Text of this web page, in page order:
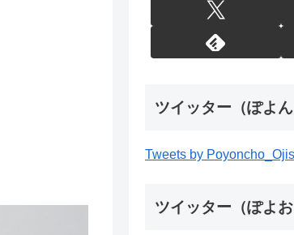
ツイッター（ぽよん
Tweets by
ツイッター（ぽよお